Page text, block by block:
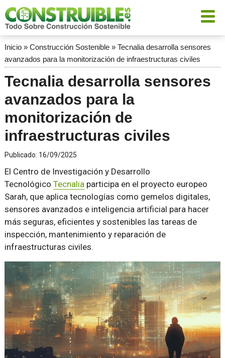
Inicio» Construcción Sostenible» Tecnalia desarrolla sensores
avanzados para la monitorización de infraestructuras civiles
Tecnalia desarrolla sensores
avanzados para la
monitorización de
infraestructuras civiles
Publicado: 16/09/2025
El Centro de Investigación y Desarrollo
Tecnológico Tecnaliaparticipa en el proyecto europeo
Sarah, que aplica tecnologías como gemelos digitales,
sensores avanzados e inteligencia artificial para hacer
más seguras, eficientes y sostenibles las tareas de
inspección, mantenimiento y reparación de
infraestructuras civiles.